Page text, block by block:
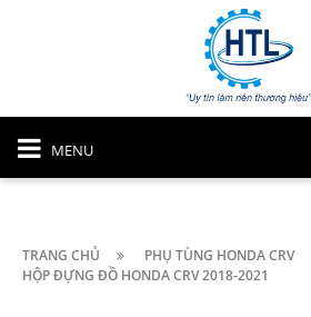
MENU
TRANG CHỦ
PHỤ TÙNG HONDA CRV
HỘP ĐỰNG ĐỒ HONDA CRV 2018-2021